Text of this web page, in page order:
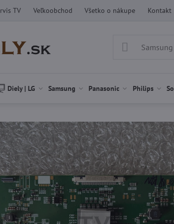
TV Veľkoobchod Všetko o nákupe Kontakt
Diely | LG Samsung Panasonic Philips